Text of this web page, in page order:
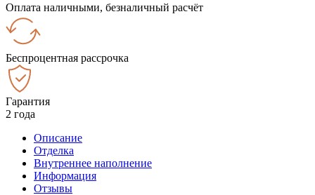
Оплата наличными, безналичный расчёт
Беспроцентная рассрочка
Гарантия
2 года
Описание
Отделка
Внутреннее наполнение
Информация
Отзывы